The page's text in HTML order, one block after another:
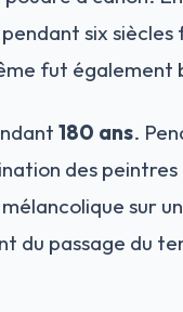
six
fut également
180 ans.
des
sur
du passage du